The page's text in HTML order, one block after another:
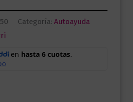
Categoría: Autoayuda